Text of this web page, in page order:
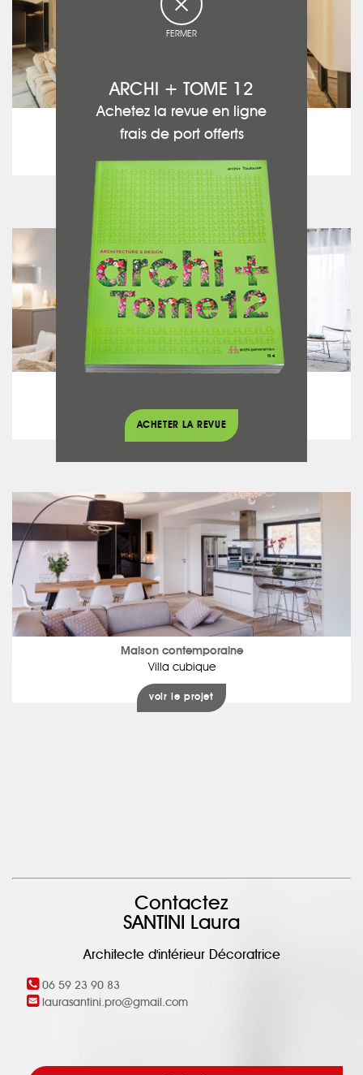
Blanquefort
voir le projet
Maison contemporaine
Villa cubique
voir le projet
Contactez
SANTINI Laura
Architecte d'intérieur Décoratrice
06 59 23 90 83
laurasantini.pro@gmail.com
FERMER
ARCHI + TOME 12
Achetez la revue en ligne
frais de port offerts
ACHETER LA REVUE